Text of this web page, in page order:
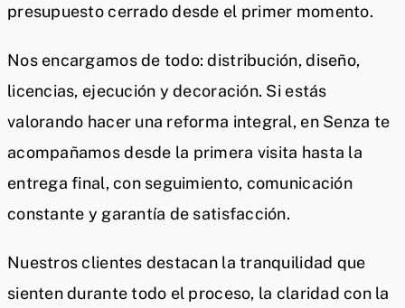
presupuesto cerrado desde el primer momento.
Nos encargamos de todo: distribución, diseño,
licencias, ejecución y decoración. Si estás
valorando hacer una reforma integral, en Senza te
acompañamos desde la primera visita hasta la
entrega final, con seguimiento, comunicación
constante y garantía de satisfacción.
Nuestros clientes destacan la tranquilidad que
sienten durante todo el proceso, la claridad con la